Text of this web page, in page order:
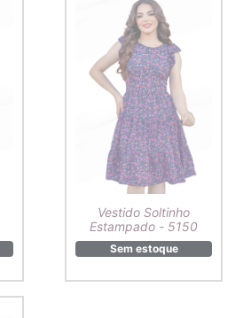
Vestido Soltinho
Estampado - 5150
Sem estoque